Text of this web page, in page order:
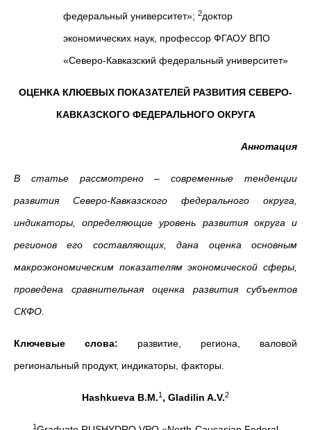
федеральный университет»; 2доктор
экономических наук, профессор ФГАОУ ВПО
«Северо-Кавказский федеральный университет»
ОЦЕНКА КЛЮЕВЫХ ПОКАЗАТЕЛЕЙ РАЗВИТИЯ СЕВЕРО-
КАВКАЗСКОГО ФЕДЕРАЛЬНОГО ОКРУГА
Аннотация
В статье рассмотрено – современные тенденции
развития Северо-Кавказского федерального округа,
индикаторы, определяющие уровень развития округа и
регионов его составляющих, дана оценка основным
макроэкономическим показателям экономической сферы,
проведена сравнительная оценка развития субъектов
СКФО.
Ключевые слова: развитие, региона, валовой
региональный продукт, индикаторы, факторы.
Hashkueva B.M.1 , Gladilin A.V.2
1